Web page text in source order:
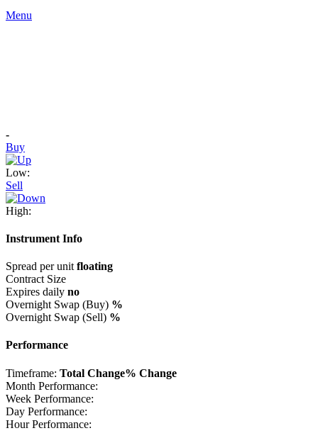
Menu
-
Buy
Low:
Sell
High:
Instrument Info
Spread per unit floating
Contract Size
Expires daily no
Overnight Swap (Buy) %
Overnight Swap (Sell) %
Performance
Timeframe: Total Change% Change
Month Performance:
Week Performance:
Day Performance:
Hour Performance: